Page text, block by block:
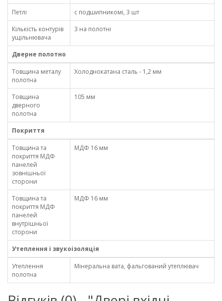
Петлі
с подшипникомі, 3 шт
Кількість контурів
ущільнювача
3 на полотні
Дверне полотно
Товщина металу
полотна
Холоднокатана сталь - 1,2 мм
Товщина
дверного
полотна
105 мм
Покриття
Товщина та
покриття МДФ
панелей
зовнішньої
сторони
МДФ 16 мм
Товщина та
покриття МДФ
панелей
внутрішньої
сторони
МДФ 16 мм
Утеплення і звукоізоляція
Утеплення
полотна
Мінеральна вата, фальгований утеплювач